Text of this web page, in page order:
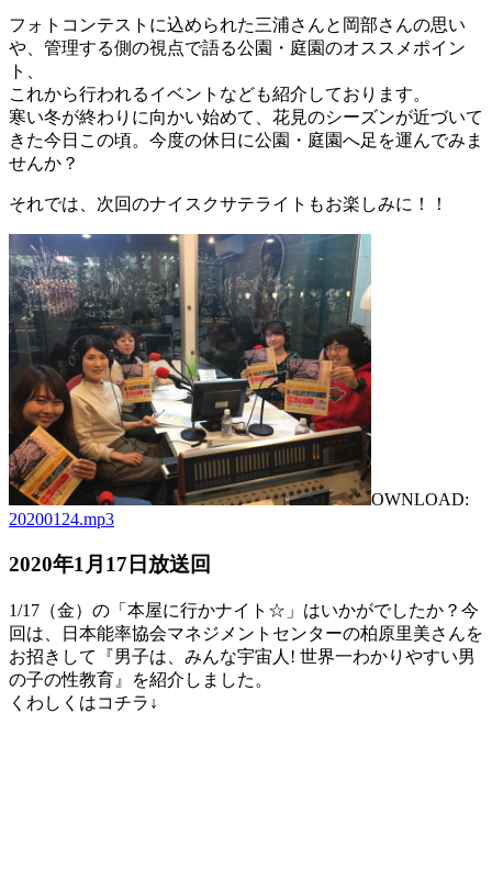
フォトコンテストに込められた三浦さんと岡部さんの思い
や、管理する側の視点で語る公園・庭園のオススメポイン
ト、
これから行われるイベントなども紹介しております。
寒い冬が終わりに向かい始めて、花見のシーズンが近づいて
きた今日この頃。今度の休日に公園・庭園へ足を運んでみま
せんか？
それでは、次回のナイスクサテライトもお楽しみに！！
OWNLOAD:
20200124.mp3
2020年1月17日放送回
1/17（金）の「本屋に行かナイト☆」はいかがでしたか？今
回は、日本能率協会マネジメントセンターの柏原里美さんを
お招きして『男子は、みんな宇宙人! 世界一わかりやすい男
の子の性教育』を紹介しました。
くわしくはコチラ↓